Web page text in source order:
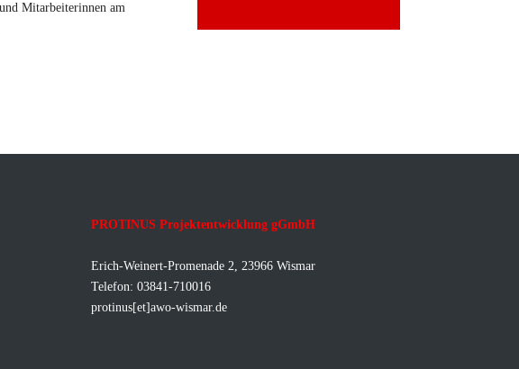
Mitarbeiterinnen am
PROTINUS Projektentwicklung gGmbH
Erich-Weinert-Promenade 2, 23966 Wismar
Telefon: 03841-710016
protinus[et]awo-wismar.de